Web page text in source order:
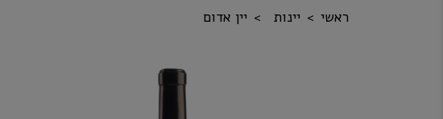
ראשי יינות יין אדום